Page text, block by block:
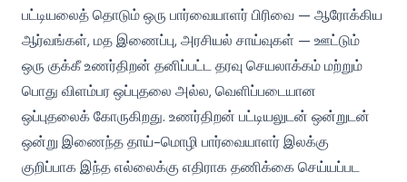
பட்டியலைத் தொடும் ஒரு பார்வையாளர் பிரிவை — ஆரோக்கிய
ஆர்வங்கள், மத இணைப்பு, அரசியல் சாய்வுகள் — ஊட்டும்
ஒரு குக்கீ உணர்திறன் தனிப்பட்ட தரவு செயலாக்கம் மற்றும்
பொது விளம்பர ஒப்புதலை அல்ல, வெளிப்படையான
ஒப்புதலைக் கோருகிறது. உணர்திறன் பட்டியலுடன் ஒன்றுடன்
ஒன்று இணைந்த தாய்-மொழி பார்வையாளர் இலக்கு
குறிப்பாக இந்த எல்லைக்கு எதிராக தணிக்கை செய்யப்பட